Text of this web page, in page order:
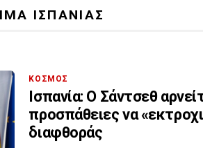
ΙΣΠΑΝΙΑΣ
ΚΟΣΜΟΣ
Ισπανία: Ο Σάντσεθ
προσπάθειες να
διαφθοράς